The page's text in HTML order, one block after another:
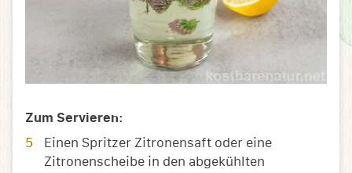
Zum Servieren:
Einen Spritzer Zitronensaft oder eine
Zitronenscheibe in den abgekühlten